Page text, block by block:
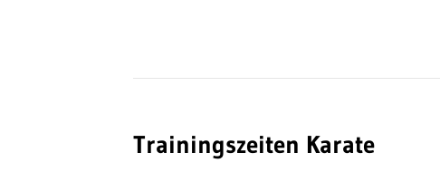
Trainingszeiten Karate